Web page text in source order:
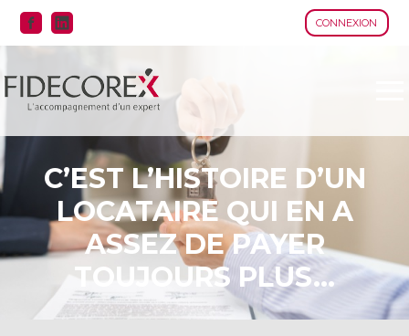
CONNEXION
Aller
C’EST L’HISTOIRE D’UN
LOCATAIRE QUI EN A
ASSEZ DE PAYER
TOUJOURS PLUS…